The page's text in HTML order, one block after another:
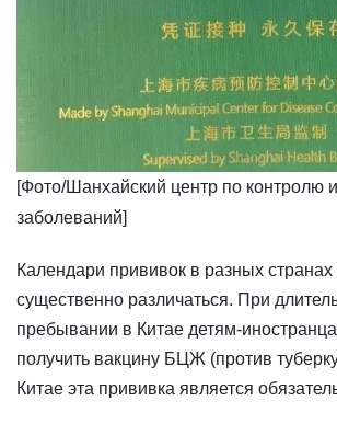
[Фото/Шанхайский центр по контролю
заболеваний]
Календари прививок в разных странах
существенно различаться. При
пребывании в Китае детям-
получить вакцину БЦЖ (против
Китае эта прививка является